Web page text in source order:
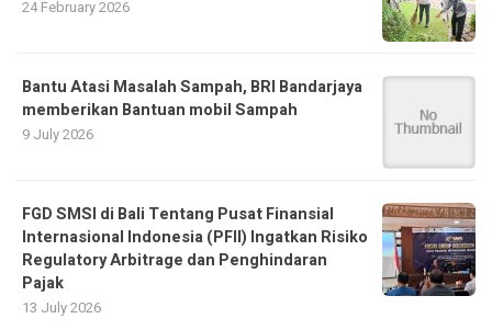
24 February 2026
Bantu Atasi Masalah Sampah, BRI Bandarjaya
memberikan Bantuan mobil Sampah
9 July 2026
FGD SMSI di Bali Tentang Pusat Finansial
Internasional Indonesia (PFII) Ingatkan Risiko
Regulatory Arbitrage dan Penghindaran
Pajak
13 July 2026